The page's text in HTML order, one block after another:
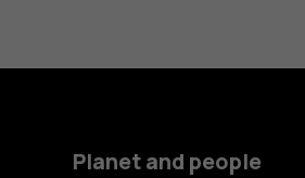
Planet and people